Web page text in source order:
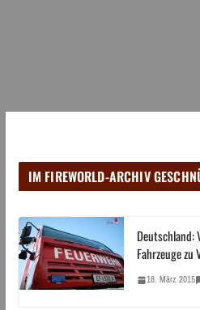
IM FIREWORLD-ARCHIV
Deutschland:
Fahrzeuge zu
18. März 2015